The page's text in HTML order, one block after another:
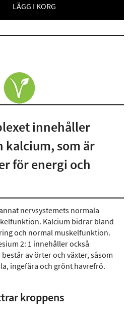
LÄGG I KORG
innehåller
kalcium, som är
för energi och
nervsystemets normala
Kalcium bidrar bland
och normal muskelfunktion.
2: 1 innehåller också
av örter och växter, såsom
ingefära och grönt havrefrö.
kroppens